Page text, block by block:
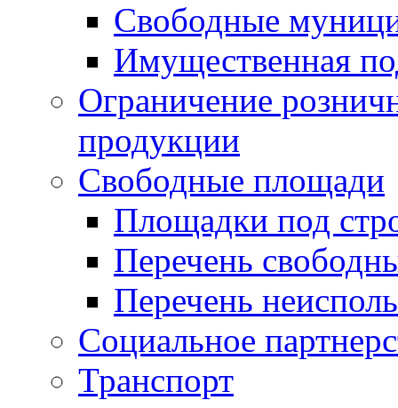
Свободные
Имущественная
Ограничение
продукции
Свободные площади
Площадки под
Перечень
Перечень
Социальное
Транспорт